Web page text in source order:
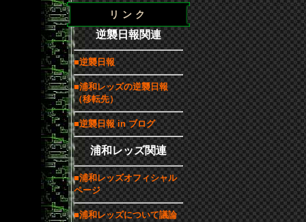
リンク
逆襲日報関連
■逆襲日報
■浦和レッズの逆襲日報
（移転先）
■逆襲日報 in ブログ
浦和レッズ関連
■浦和レッズオフィシャル
ページ
■浦和レッズについて議論